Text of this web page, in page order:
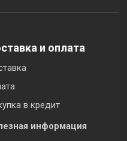
и оплата
в кредит
информация